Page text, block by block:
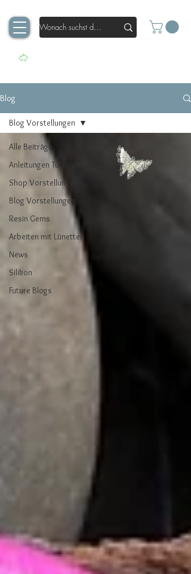
Blog
Alle Beiträge
Anleitungen Tutorials
Shop Vorstellungen
Blog Vorstellungen
Resin Gems
Arbeiten mit Lünetten
News
Silikon
Future Blogs
Blog Vorstellungen